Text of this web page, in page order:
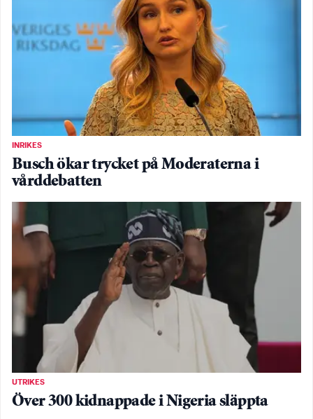
INRIKES
Busch ökar trycket på Moderaterna i
vårddebatten
UTRIKES
Över 300 kidnappade i Nigeria släppta